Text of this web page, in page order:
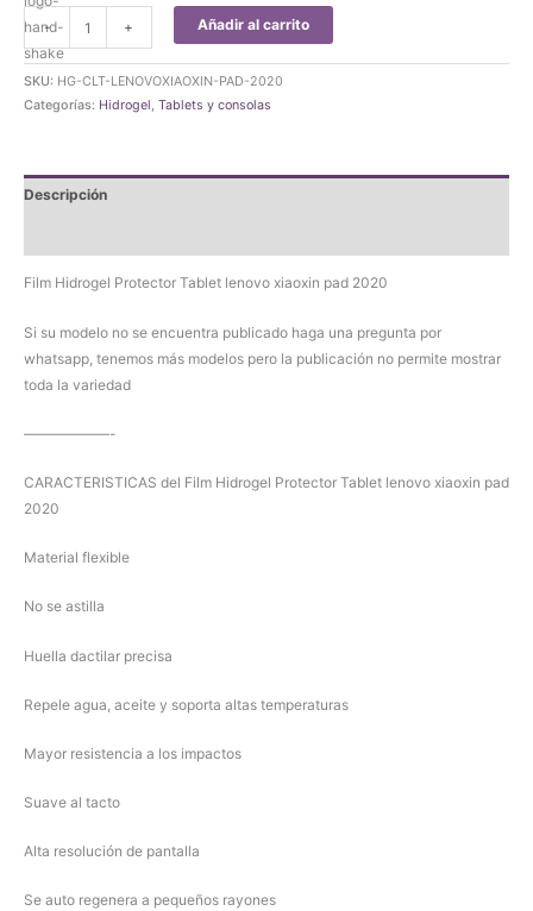
-
Film
Hidrogel
Protector
Tablet
pad
2020
+ Añadir al carrito
SKU: HG-CLT-LENOVOXIAOXIN-PAD-2020
Categorías: Hidrogel , Tablets y consolas
Descripción
Film Hidrogel Protector Tablet lenovo xiaoxin pad 2020
Si su modelo no se encuentra publicado haga una pregunta por
whatsapp, tenemos más modelos pero la publicación no permite mostrar
toda la variedad
——————-
CARACTERISTICAS del Film Hidrogel Protector Tablet lenovo xiaoxin pad
2020
Material flexible
No se astilla
Huella dactilar precisa
Repele agua, aceite y soporta altas temperaturas
Mayor resistencia a los impactos
Suave al tacto
Alta resolución de pantalla
Se auto regenera a pequeños rayones